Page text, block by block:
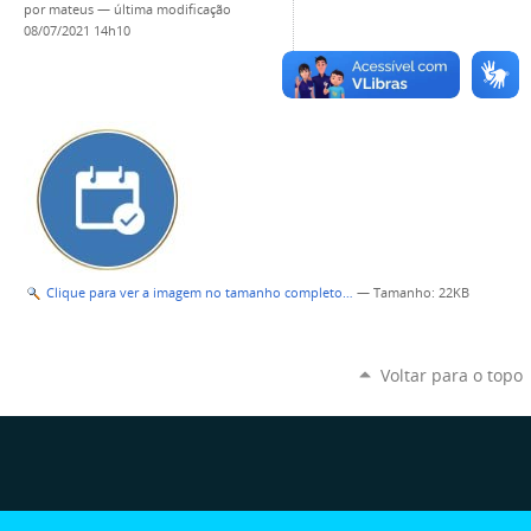
por mateus — última modificação
08/07/2021 14h10
Clique para ver a imagem no tamanho completo… — Tamanho: 22KB
Voltar para o topo